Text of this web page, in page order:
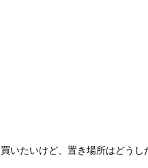
いたいけど、置き場所はどう